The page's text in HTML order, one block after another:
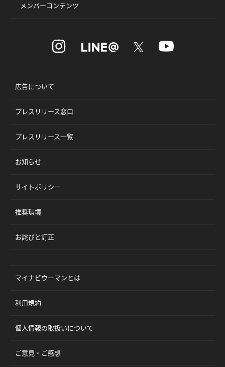
メンバーコンテンツ
広告について
プレスリリース窓口
プレスリリース一覧
お知らせ
サイトポリシー
推奨環境
お詫びと訂正
マイナビウーマンとは
利用規約
個人情報の取扱いについて
ご意見・ご感想